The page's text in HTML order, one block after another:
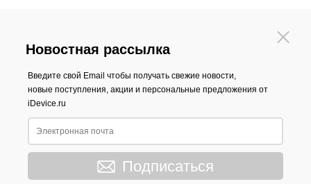
Новостная рассылка
Введите свой Email чтобы получать свежие новости,
новые поступления, акции и персональные предложения от
iDevice.ru
Подписаться